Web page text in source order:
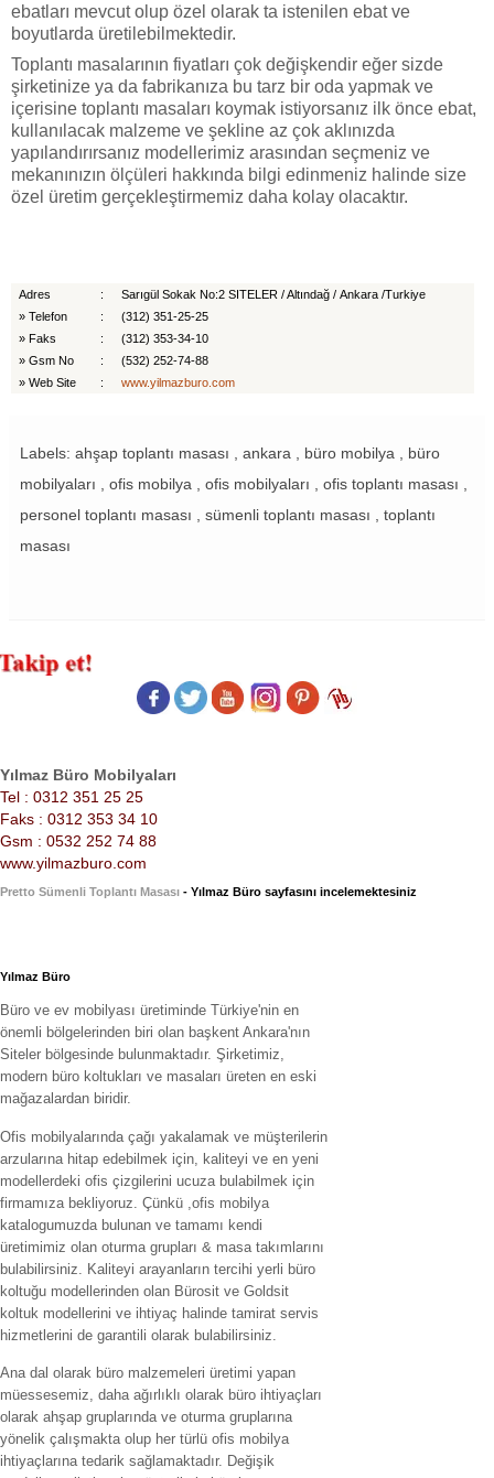
ebatları mevcut olup özel olarak ta istenilen ebat ve
boyutlarda üretilebilmektedir.
Toplantı masalarının fiyatları çok değişkendir eğer sizde
şirketinize ya da fabrikanıza bu tarz bir oda yapmak ve
içerisine toplantı masaları koymak istiyorsanız ilk önce ebat,
kullanılacak malzeme ve şekline az çok aklınızda
yapılandırırsanız modellerimiz arasından seçmeniz ve
mekanınızın ölçüleri hakkında bilgi edinmeniz halinde size
özel üretim gerçekleştirmemiz daha kolay olacaktır.
Adres :
Sarıgül Sokak No:2 SITELER / Altındağ / Ankara /Turkiye
» Telefon :
(312) 351-25-25
» Faks :
(312) 353-34-10
» Gsm No :
(532) 252-74-88
» Web Site : www.yilmazburo.com
Labels: ahşap toplantı masası , ankara , büro mobilya , büro
mobilyaları , ofis mobilya , ofis mobilyaları , ofis toplantı masası ,
personel toplantı masası , sümenli toplantı masası , toplantı
masası
Yılmaz Büro Mobilyaları
Tel : 0312 351 25 25
Faks : 0312 353 34 10
Gsm : 0532 252 74 88
www.yilmazburo.com
Pretto Sümenli Toplantı Masası - Yılmaz Büro sayfasını incelemektesiniz
Yılmaz Büro
Büro ve ev mobilyası üretiminde Türkiye'nin en
önemli bölgelerinden biri olan başkent Ankara'nın
Siteler bölgesinde bulunmaktadır. Şirketimiz,
modern büro koltukları ve masaları üreten en eski
mağazalardan biridir.
Ofis mobilyalarında çağı yakalamak ve müşterilerin
arzularına hitap edebilmek için, kaliteyi ve en yeni
modellerdeki ofis çizgilerini ucuza bulabilmek için
firmamıza bekliyoruz. Çünkü ,ofis mobilya
katalogumuzda bulunan ve tamamı kendi
üretimimiz olan oturma grupları & masa takımlarını
bulabilirsiniz. Kaliteyi arayanların tercihi yerli büro
koltuğu modellerinden olan Bürosit ve Goldsit
koltuk modellerini ve ihtiyaç halinde tamirat servis
hizmetlerini de garantili olarak bulabilirsiniz.
Ana dal olarak büro malzemeleri üretimi yapan
müessesemiz, daha ağırlıklı olarak büro ihtiyaçları
olarak ahşap gruplarında ve oturma gruplarına
yönelik çalışmakta olup her türlü ofis mobilya
ihtiyaçlarına tedarik sağlamaktadır. Değişik